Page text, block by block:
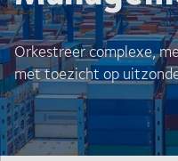
Orkestreer complexe,
met toezicht op